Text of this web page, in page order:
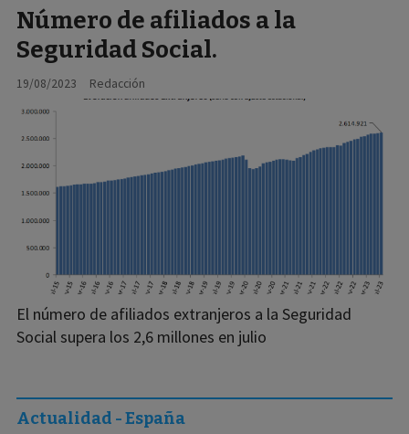
Número de afiliados a la
Seguridad Social.
Redacción
19/08/2023
El número de afiliados extranjeros a la Seguridad
Social supera los 2,6 millones en julio
Actualidad - España